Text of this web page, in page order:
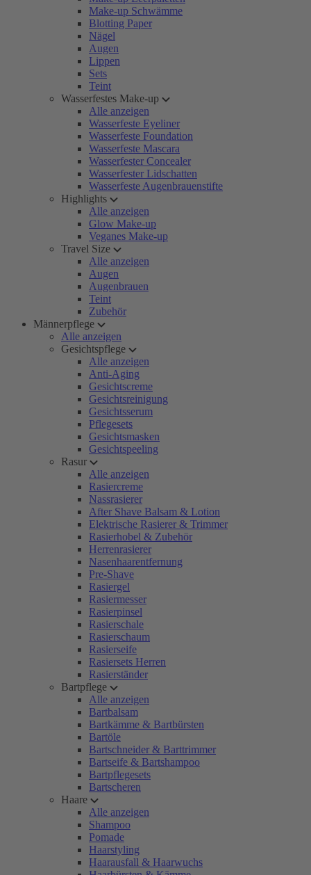
Make-up Schwämme
Blotting Paper
Nägel
Augen
Lippen
Sets
Teint
Wasserfestes Make-up
Alle anzeigen
Wasserfeste Eyeliner
Wasserfeste Foundation
Wasserfeste Mascara
Wasserfester Concealer
Wasserfester Lidschatten
Wasserfeste Augenbrauenstifte
Highlights
Alle anzeigen
Glow Make-up
Veganes Make-up
Travel Size
Alle anzeigen
Augen
Augenbrauen
Teint
Zubehör
Männerpflege
Alle anzeigen
Gesichtspflege
Alle anzeigen
Anti-Aging
Gesichtscreme
Gesichtsreinigung
Gesichtsserum
Pflegesets
Gesichtsmasken
Gesichtspeeling
Rasur
Alle anzeigen
Rasiercreme
Nassrasierer
After Shave Balsam & Lotion
Elektrische Rasierer & Trimmer
Rasierhobel & Zubehör
Herrenrasierer
Nasenhaarentfernung
Pre-Shave
Rasiergel
Rasiermesser
Rasierpinsel
Rasierschale
Rasierschaum
Rasierseife
Rasiersets Herren
Rasierständer
Bartpflege
Alle anzeigen
Bartbalsam
Bartkämme & Bartbürsten
Bartöle
Bartschneider & Barttrimmer
Bartseife & Bartshampoo
Bartpflegesets
Bartscheren
Haare
Alle anzeigen
Shampoo
Pomade
Haarstyling
Haarausfall & Haarwuchs